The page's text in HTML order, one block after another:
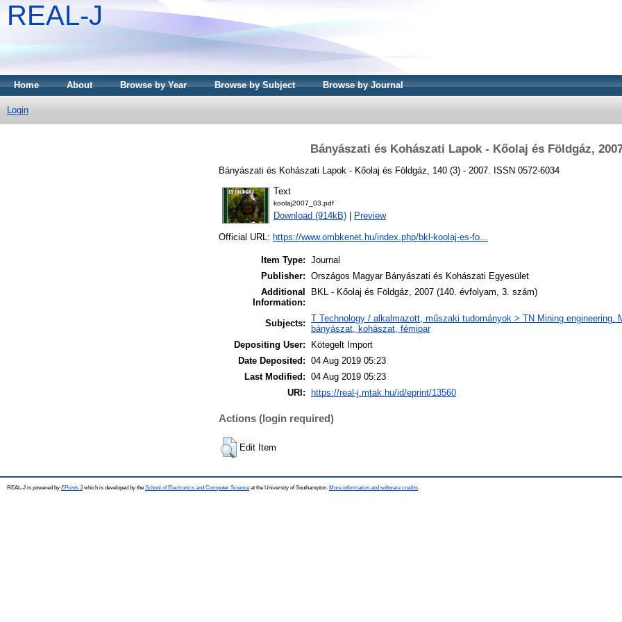
REAL-J
Home About Browse by Year Browse by Subject Browse by Journal
Login
Bányászati és Kohászati Lapok - Kőolaj és Földgáz,
Bányászati és Kohászati Lapok - Kőolaj és Földgáz, 140 (3) - 2007. ISSN 0572-6034
Text
koolaj2007_03.pdf
Download (914kB) Preview
Official URL: https://www.ombkenet.hu/index.php/bkl-koolaj-es-fo...
Item Type: Journal
Publisher: Országos Magyar Bányászati és Kohászati Egyesület
Additional
Information:
BKL - Kőolaj és Földgáz, 2007 (140. évfolyam, 3. szám)
Subjects: T Technology / alkalmazott, műszaki tudományok > TN Mining engineering.
bányászat, kohászat, fémipar
Depositing User:
Kötegelt Import
Date Deposited: 04 Aug 2019 05:23
Last Modified: 04 Aug 2019 05:23
URI:
https://real-j.mtak.hu/id/eprint/13560
Actions (login required)
Edit Item
REAL-J is powered by EPrints 3which is developed by the School of Electronics and Computer Science at the University of Southampton. More information and software credits